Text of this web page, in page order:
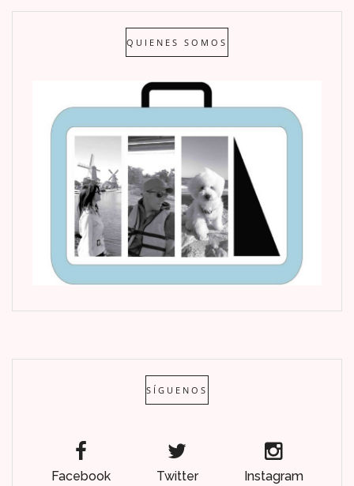
QUIENES SOMOS
SÍGUENOS
Facebook Twitter Instagram